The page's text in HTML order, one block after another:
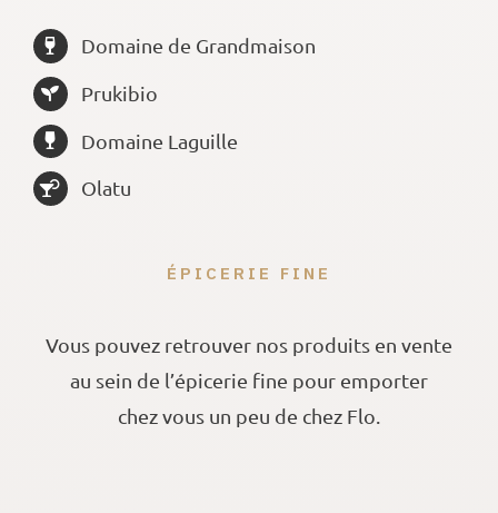
Domaine de Grandmaison
Prukibio
Domaine Laguille
Olatu
ÉPICERIE FINE
Vous pouvez retrouver nos produits en vente
au sein de l’épicerie fine pour emporter
chez vous un peu de chez Flo.